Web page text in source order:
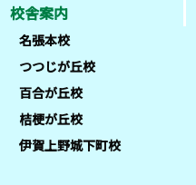
校舎案内
名張本校
つつじが丘校
百合が丘校
桔梗が丘校
伊賀上野城下町校